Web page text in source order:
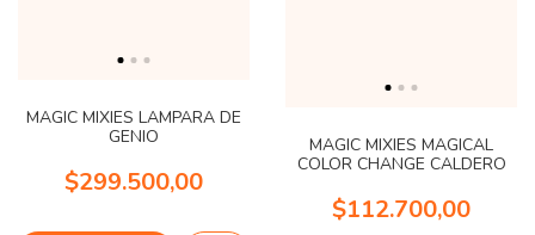
MAGIC MIXIES LAMPARA DE
GENIO
$299.500,00
MAGIC MIXIES MAGICAL
COLOR CHANGE CALDERO
$112.700,00